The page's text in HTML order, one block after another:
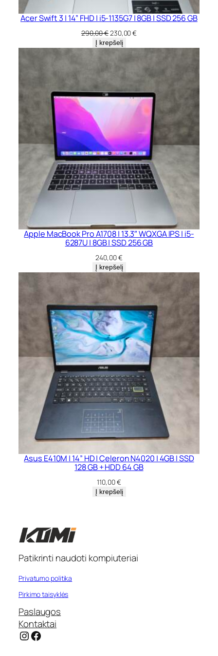
Acer Swift 3 | 14” FHD | i5-1135G7 | 8GB | SSD 256 GB
290,00€Original
price
230,00€Current
Į krepšelį
Apple MacBook Pro A1708 | 13.3″ WQXGA IPS | i5-
6287U | 8GB | SSD 256 GB
240,00€
Į krepšelį
Asus E410M | 14” HD | Celeron N4020 | 4GB | SSD
128 GB + HDD 64 GB
110,00€
Į krepšelį
Patikrinti naudoti kompiuteriai
Privatumo politika
Pirkimo taisyklės
Paslaugos
Kontaktai
Instagram Facebook